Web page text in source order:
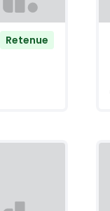
Retenue